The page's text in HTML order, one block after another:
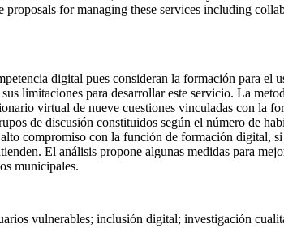
for managing these services including
digital pues consideran la formación para
limitaciones para desarrollar este servicio. La
virtual de nueve cuestiones vinculadas con
de discusión constituidos según el número de
compromiso con la función de formación digital,
El análisis propone algunas medidas para
municipales.
vulnerables; inclusión digital; investigación